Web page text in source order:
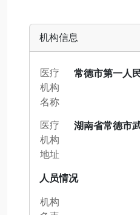
机构信息
医疗
机构
名称
常德市第一人
医疗
机构
地址
湖南省常德市
人员情况
机构